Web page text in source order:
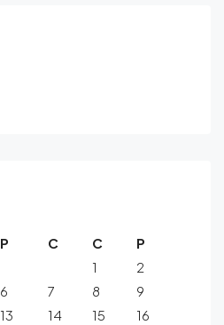
P C C
P
1
2
6 7 8
9
13 14 15
16